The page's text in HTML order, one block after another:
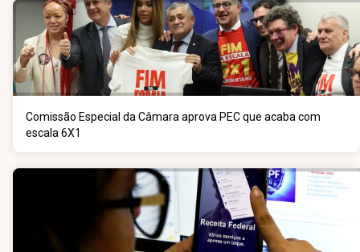
Comissão Especial da Câmara aprova PEC que acaba com
escala 6X1